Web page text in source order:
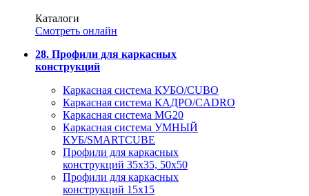
Каталоги
Смотреть онлайн
28. Профили для каркасных
конструкций
Каркасная система КУБО/CUBO
Каркасная система КАДРО/CADRO
Каркасная система MG20
Каркасная система УМНЫЙ
КУБ/SMARTCUBE
Профили для каркасных
конструкций 35x35, 50x50
Профили для каркасных
конструкций 15х15